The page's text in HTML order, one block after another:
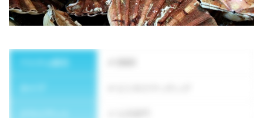
ベトナム設立